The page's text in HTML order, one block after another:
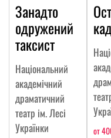
Занадто
одружений
таксист
Національний
академічний
драматичний
театр ім. Лесі
Українки
от